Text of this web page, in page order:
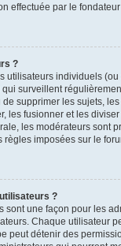
effectuée par le
?
utilisateurs individuels
surveillent
supprimer les sujets,
les fusionner et les diviser
les modérateurs sont
règles imposées sur le
?
sont une façon pour les
Chaque utilisateur
peut détenir des